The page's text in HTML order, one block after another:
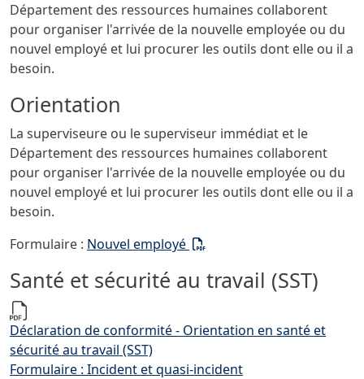
Département des ressources humaines collaborent
pour organiser l'arrivée de la nouvelle employée ou du
nouvel employé et lui procurer les outils dont elle ou il a
besoin.
Orientation
La superviseure ou le superviseur immédiat et le
Département des ressources humaines collaborent
pour organiser l'arrivée de la nouvelle employée ou du
nouvel employé et lui procurer les outils dont elle ou il a
besoin.
Formulaire : Nouvel employé (PDF)
Santé et sécurité au travail (SST)
Déclaration de conformité - Orientation en santé et
sécurité au travail (SST)
Formulaire : Incident et quasi-incident